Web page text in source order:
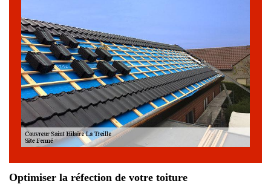
Optimiser la réfection de votre toiture